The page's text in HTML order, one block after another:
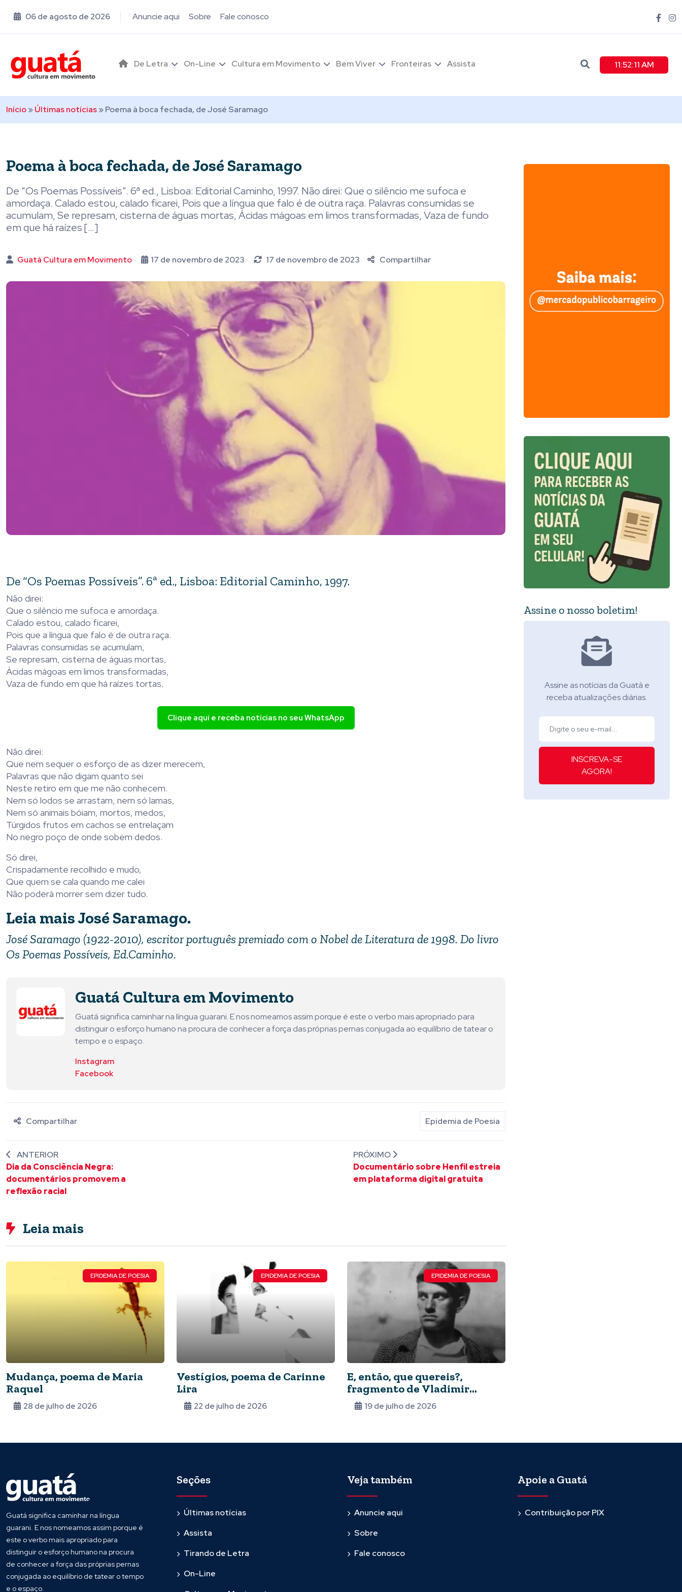
06 de agosto de 2026 Anuncie aqui Sobre Fale conosco
De Letra On-Line Cultura em Movimento Bem Viver Fronteiras Assista 11:52:12 AM
Início»Últimas notícias»Poema à boca fechada, de José Saramago
Poema à boca fechada, de José Saramago
De “Os Poemas Possíveis”. 6ª ed., Lisboa: Editorial Caminho, 1997. Não direi: Que o silêncio me sufoca e
amordaça. Calado estou, calado ficarei, Pois que a língua que falo é de outra raça. Palavras consumidas se
acumulam, Se represam, cisterna de águas mortas, Ácidas mágoas em limos transformadas, Vaza de fundo
em que há raízes […]
Guatá Cultura em Movimento 17 de novembro de 2023 17 de novembro de 2023 Compartilhar
De “Os Poemas Possíveis”. 6ª ed., Lisboa: Editorial Caminho, 1997.
Não direi:
Que o silêncio me sufoca e amordaça.
Calado estou, calado ficarei,
Pois que a língua que falo é de outra raça.
Palavras consumidas se acumulam,
Se represam, cisterna de águas mortas,
Ácidas mágoas em limos transformadas,
Vaza de fundo em que há raízes tortas.
Clique aqui e receba notícias no seu WhatsApp
Não direi:
Que nem sequer o esforço de as dizer merecem,
Palavras que não digam quanto sei
Neste retiro em que me não conhecem.
Nem só lodos se arrastam, nem só lamas,
Nem só animais bóiam, mortos, medos,
Túrgidos frutos em cachos se entrelaçam
No negro poço de onde sobem dedos.
Só direi,
Crispadamente recolhido e mudo,
Que quem se cala quando me calei
Não poderá morrer sem dizer tudo.
Leia mais José Saramago.
José Saramago (1922-2010), escritor português premiado com o Nobel de Literatura de 1998. Do livro
Os Poemas Possíveis, Ed.Caminho.
Guatá Cultura em Movimento
Guatá significa caminhar na língua guarani. E nos nomeamos assim porque é este o verbo mais apropriado para
distinguir o esforço humano na procura de conhecer a força das próprias pernas conjugada ao equilíbrio de tatear o
tempo e o espaço.
Instagram
Facebook
Compartilhar Epidemia de Poesia
ANTERIOR
Dia da Consciência Negra:
documentários promovem a
reflexão racial
PRÓXIMO
Documentário sobre Henfil estreia
em plataforma digital gratuita
Leia mais
EPIDEMIA DE POESIA
Mudança, poema de Maria
Raquel
28 de julho de 2026
EPIDEMIA DE POESIA
Vestígios, poema de Carinne
Lira
22 de julho de 2026
EPIDEMIA DE POESIA
E, então, que quereis?,
fragmento de Vladimir
Maiakovski
19 de julho de 2026
Assine o nosso boletim!
Assine as notícias da Guatá e
receba atualizações diárias.
INSCREVA-SE
AGORA!
Guatá significa caminhar na língua
guarani. E nos nomeamos assim porque é
este o verbo mais apropriado para
distinguir o esforço humano na procura
de conhecer a força das próprias pernas
conjugada ao equilíbrio de tatear o tempo
e o espaço.
Seções
Últimas notícias
Assista
Tirando de Letra
On-Line
Veja também
Anuncie aqui
Sobre
Fale conosco
Apoie a Guatá
Contribuição por PIX